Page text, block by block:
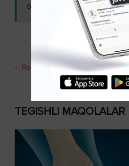
o'qing:
qism )
- Reyting va sharhlar
TEGISHLI MAQOLALAR